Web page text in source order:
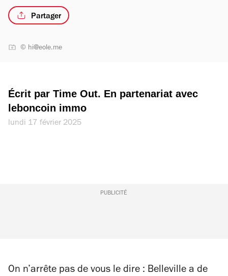
Partager
© hi@eole.me
Écrit par Time Out. En partenariat avec
leboncoin immo
lundi 17 février 2025
PUBLICITÉ
On n’arrête pas de vous le dire : Belleville a de